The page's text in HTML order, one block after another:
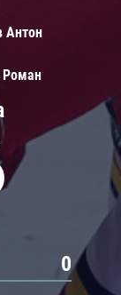
0
Антон
Роман